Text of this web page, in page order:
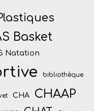
Basket
Natation
bibliothèque
CHA CHAAP